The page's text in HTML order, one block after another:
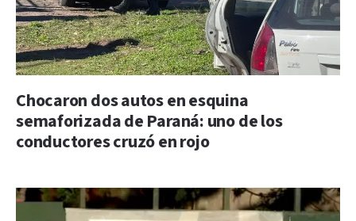
Chocaron dos autos en esquina
semaforizada de Paraná: uno de los
conductores cruzó en rojo